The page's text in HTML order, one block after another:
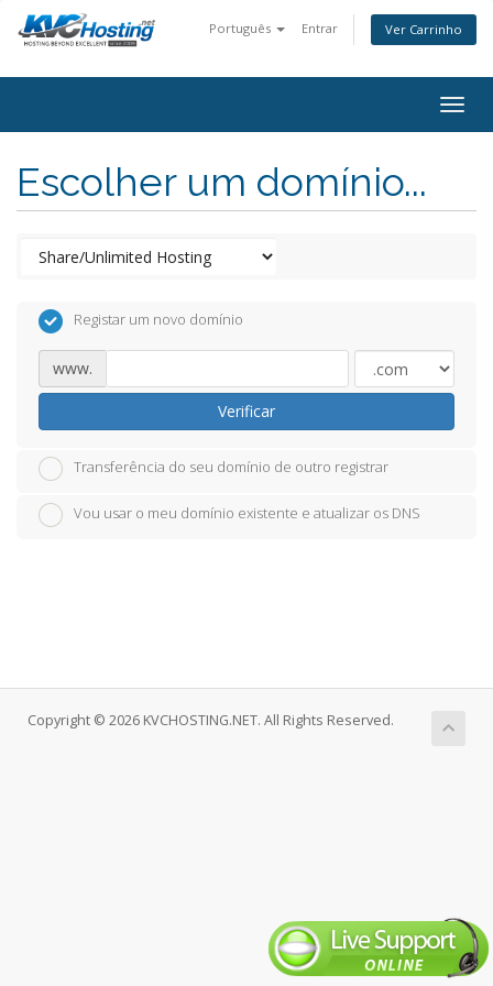
Português Entrar Ver Carrinho
Escolher um domínio...
Registar um novo domínio
www.
Verificar
Transferência do seu domínio de outro registrar
Vou usar o meu domínio existente e atualizar os DNS
Copyright © 2026 KVCHOSTING.NET. All Rights Reserved.